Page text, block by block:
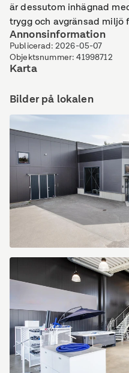
är dessutom inhägnad
trygg och avgränsad miljö
Annonsinformation
Publicerad: 2026-05-07
Objektsnummer:41998712
Karta
Bilder på lokalen
Kranbryggargatan